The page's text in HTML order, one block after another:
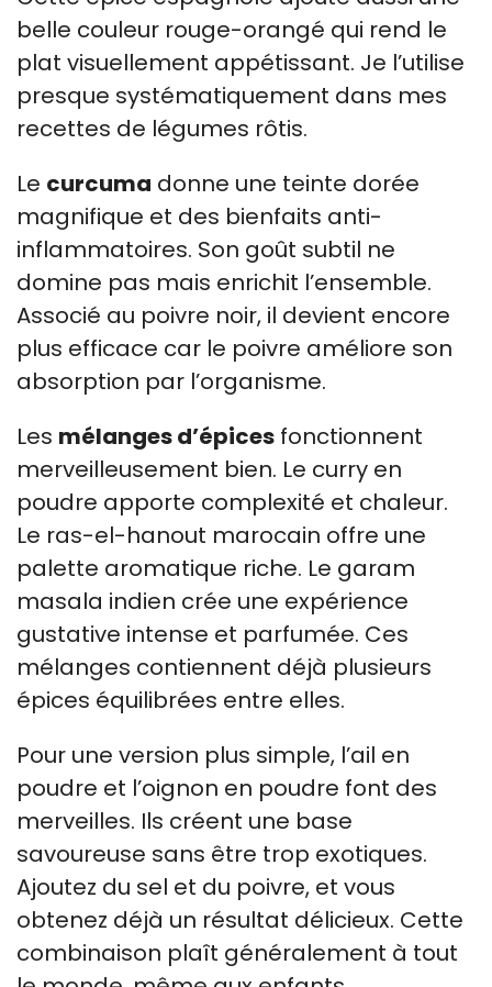
belle couleur rouge-orangé qui rend le
plat visuellement appétissant. Je l’utilise
presque systématiquement dans mes
recettes de légumes rôtis.
Le curcuma donne une teinte dorée
magnifique et des bienfaits anti-
inflammatoires. Son goût subtil ne
domine pas mais enrichit l’ensemble.
Associé au poivre noir, il devient encore
plus efficace car le poivre améliore son
absorption par l’organisme.
Les mélanges d’épices fonctionnent
merveilleusement bien. Le curry en
poudre apporte complexité et chaleur.
Le ras-el-hanout marocain offre une
palette aromatique riche. Le garam
masala indien crée une expérience
gustative intense et parfumée. Ces
mélanges contiennent déjà plusieurs
épices équilibrées entre elles.
Pour une version plus simple, l’ail en
poudre et l’oignon en poudre font des
merveilles. Ils créent une base
savoureuse sans être trop exotiques.
Ajoutez du sel et du poivre, et vous
obtenez déjà un résultat délicieux. Cette
combinaison plaît généralement à tout